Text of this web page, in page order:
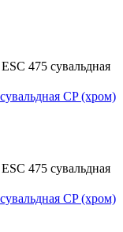
475 сувальдная
475 сувальдная